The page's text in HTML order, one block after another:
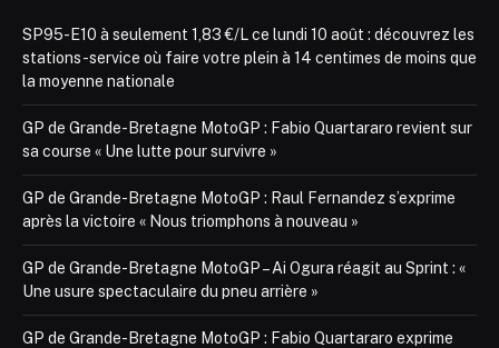
SP95-E10 à seulement 1,83 €/L ce lundi 10 août : découvrez les
stations-service où faire votre plein à 14 centimes de moins que
la moyenne nationale
GP de Grande-Bretagne MotoGP : Fabio Quartararo revient sur
sa course « Une lutte pour survivre »
GP de Grande-Bretagne MotoGP : Raul Fernandez s’exprime
après la victoire « Nous triomphons à nouveau »
GP de Grande-Bretagne MotoGP – Ai Ogura réagit au Sprint : «
Une usure spectaculaire du pneu arrière »
GP de Grande-Bretagne MotoGP : Fabio Quartararo exprime